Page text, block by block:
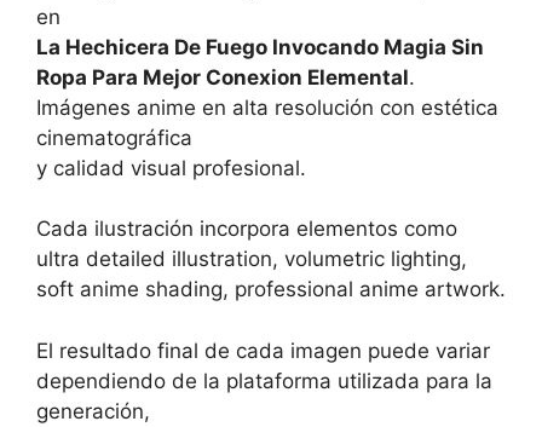
en
La Hechicera De Fuego Invocando Magia Sin
Ropa Para Mejor Conexion Elemental.
Imágenes anime en alta resolución con estética
cinematográfica
y calidad visual profesional.
Cada ilustración incorpora elementos como
ultra detailed illustration, volumetric lighting,
soft anime shading, professional anime artwork.
El resultado final de cada imagen puede variar
dependiendo de la plataforma utilizada para la
generación,